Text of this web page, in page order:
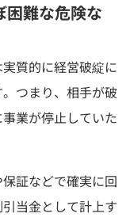
難な危険な
質的に経営破綻に
つまり、相手が破
業が停止していた
証などで確実に回
当金として計上す